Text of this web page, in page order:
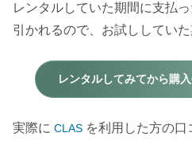
レンタルしていた期間に支払
引かれるので、お試ししてい
レンタルしてみてから購
実際に CLAS を利用した方の口